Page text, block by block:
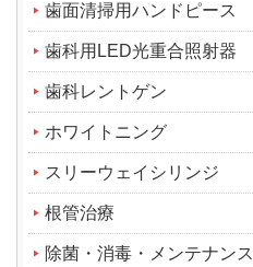
歯面清掃用ハンドピース
歯科用LED光重合照射器
歯科レントゲン
ホワイトニング
スリーウェイシリンジ
根管治療
除菌・消毒・メンテナンス